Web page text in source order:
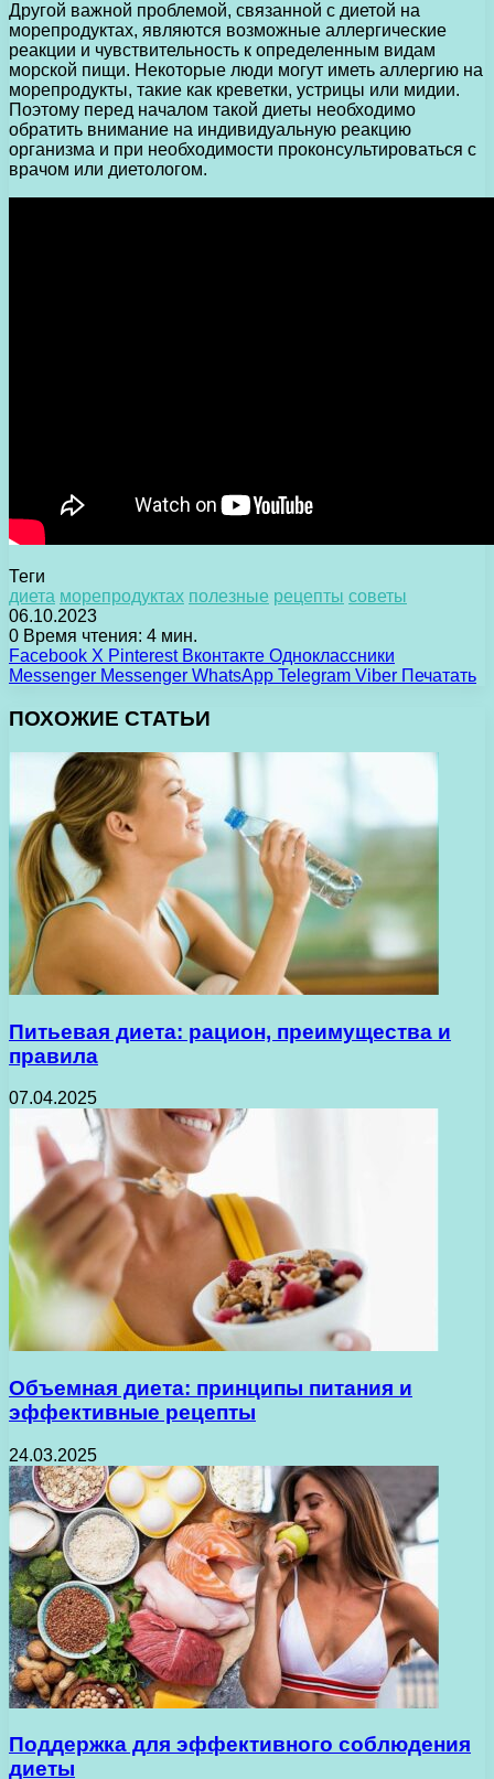
Другой важной проблемой, связанной с диетой на
морепродуктах, являются возможные аллергические
реакции и чувствительность к определенным видам
морской пищи. Некоторые люди могут иметь аллергию на
морепродукты, такие как креветки, устрицы или мидии.
Поэтому перед началом такой диеты необходимо
обратить внимание на индивидуальную реакцию
организма и при необходимости проконсультироваться с
врачом или диетологом.
Теги
диета морепродуктах полезные рецепты советы
06.10.2023
0 Время чтения: 4 мин.
Facebook X Pinterest Вконтакте Одноклассники
Messenger Messenger WhatsApp Telegram Viber Печатать
ПОХОЖИЕ СТАТЬИ
Питьевая диета: рацион, преимущества и
правила
07.04.2025
Объемная диета: принципы питания и
эффективные рецепты
24.03.2025
Поддержка для эффективного соблюдения
диеты